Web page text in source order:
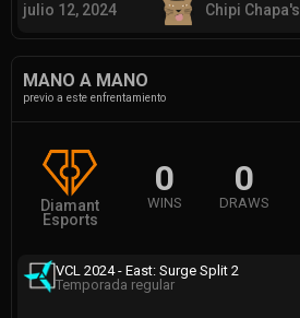
julio 12, 2024 Chipi Chapa's
MANO A MANO
previo a este enfrentamiento
Diamant
Esports
0
WINS
0
DRAWS
VCL 2024 - East: Surge Split 2
Temporada regular